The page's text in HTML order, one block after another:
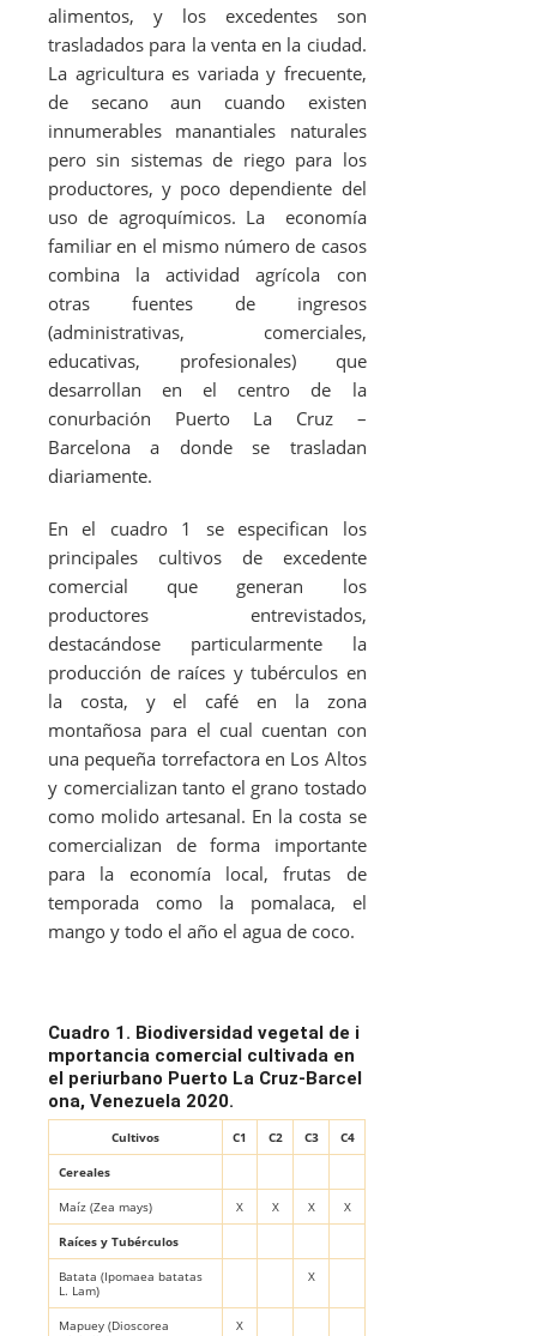
alimentos, y los excedentes son
trasladados para la venta en la ciudad.
La agricultura es variada y frecuente,
de secano aun cuando existen
innumerables manantiales naturales
pero sin sistemas de riego para los
productores, y poco dependiente del
uso de agroquímicos. La economía
familiar en el mismo número de casos
combina la actividad agrícola con
otras fuentes de ingresos
(administrativas, comerciales,
educativas, profesionales) que
desarrollan en el centro de la
conurbación Puerto La Cruz –
Barcelona a donde se trasladan
diariamente.
En el cuadro 1 se especifican los
principales cultivos de excedente
comercial que generan los
productores entrevistados,
destacándose particularmente la
producción de raíces y tubérculos en
la costa, y el café en la zona
montañosa para el cual cuentan con
una pequeña torrefactora en Los Altos
y comercializan tanto el grano tostado
como molido artesanal. En la costa se
comercializan de forma importante
para la economía local, frutas de
temporada como la pomalaca, el
mango y todo el año el agua de coco.
Cuadro 1. Biodiversidad vegetal de i
mportancia comercial cultivada en
el periurbano Puerto La Cruz-Barcel
ona, Venezuela 2020.
Cultivos C1 C2 C3 C4
Cereales
Maíz (Zea mays) X X X X
Raíces y Tubérculos
Batata (Ipomaea batatas
L. Lam)
X
Mapuey (Dioscorea
X